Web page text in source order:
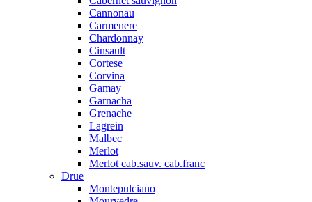
Cannonau
Carmenere
Chardonnay
Cinsault
Cortese
Corvina
Gamay
Garnacha
Grenache
Lagrein
Malbec
Merlot
Merlot cab.sauv. cab.franc
Drue
Montepulciano